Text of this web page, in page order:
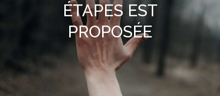
ÉTAPES EST
PROPOSÉE